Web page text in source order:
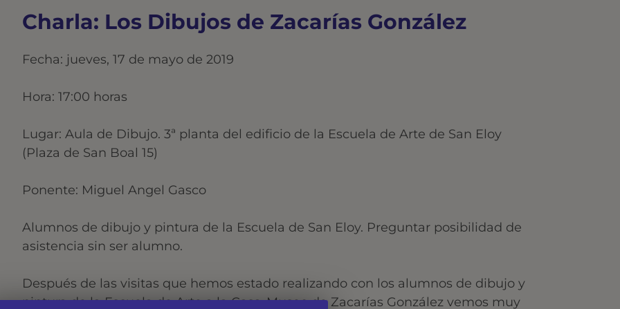
Charla: Los Dibujos de Zacarías González
Fecha: jueves, 17 de mayo de 2019
Hora: 17:00 horas
Lugar: Aula de Dibujo. 3ª planta del edificio de la Escuela de Arte de San Eloy
(Plaza de San Boal 15)
Ponente: Miguel Angel Gasco
Alumnos de dibujo y pintura de la Escuela de San Eloy. Preguntar posibilidad de
asistencia sin ser alumno.
Después de las visitas que hemos estado realizando con los alumnos de dibujo y
pintura de la Escuela de Arte a la Casa-Museo de Zacarías González vemos muy